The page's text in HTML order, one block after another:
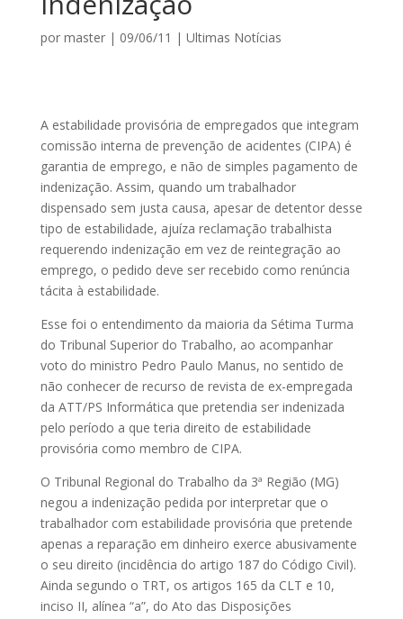
por master| 09/06/11 | Ultimas Notícias
A estabilidade provisória de empregados que integram
comissão interna de prevenção de acidentes (CIPA) é
garantia de emprego, e não de simples pagamento de
indenização. Assim, quando um trabalhador
dispensado sem justa causa, apesar de detentor desse
tipo de estabilidade, ajuíza reclamação trabalhista
requerendo indenização em vez de reintegração ao
emprego, o pedido deve ser recebido como renúncia
tácita à estabilidade.
Esse foi o entendimento da maioria da Sétima Turma
do Tribunal Superior do Trabalho, ao acompanhar
voto do ministro Pedro Paulo Manus, no sentido de
não conhecer de recurso de revista de ex-empregada
da ATT/PS Informática que pretendia ser indenizada
pelo período a que teria direito de estabilidade
provisória como membro de CIPA.
O Tribunal Regional do Trabalho da 3ª Região (MG)
negou a indenização pedida por interpretar que o
trabalhador com estabilidade provisória que pretende
apenas a reparação em dinheiro exerce abusivamente
o seu direito (incidência do artigo 187 do Código Civil).
Ainda segundo o TRT, os artigos 165 da CLT e 10,
inciso II, alínea “a”, do Ato das Disposições